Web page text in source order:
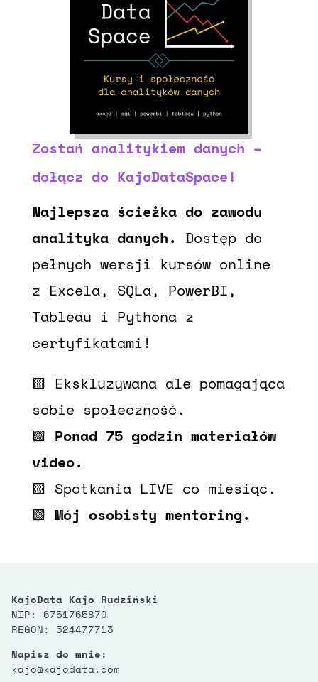
Zostań analitykiem danych –
dołącz do KajoDataSpace!
Najlepsza ścieżka do zawodu
analityka danych. Dostęp do
pełnych wersji kursów online
z Excela, SQLa, PowerBI,
Tableau i Pythona z
certyfikatami!
🟨 Ekskluzywana ale pomagająca
sobie społeczność.
🟩 Ponad 75 godzin materiałów
video.
🟨 Spotkania LIVE co miesiąc.
🟩 Mój osobisty mentoring.
KajoData Kajo Rudziński
NIP: 6751765870
REGON: 524477713
Napisz do mnie:
kajo@kajodata.com